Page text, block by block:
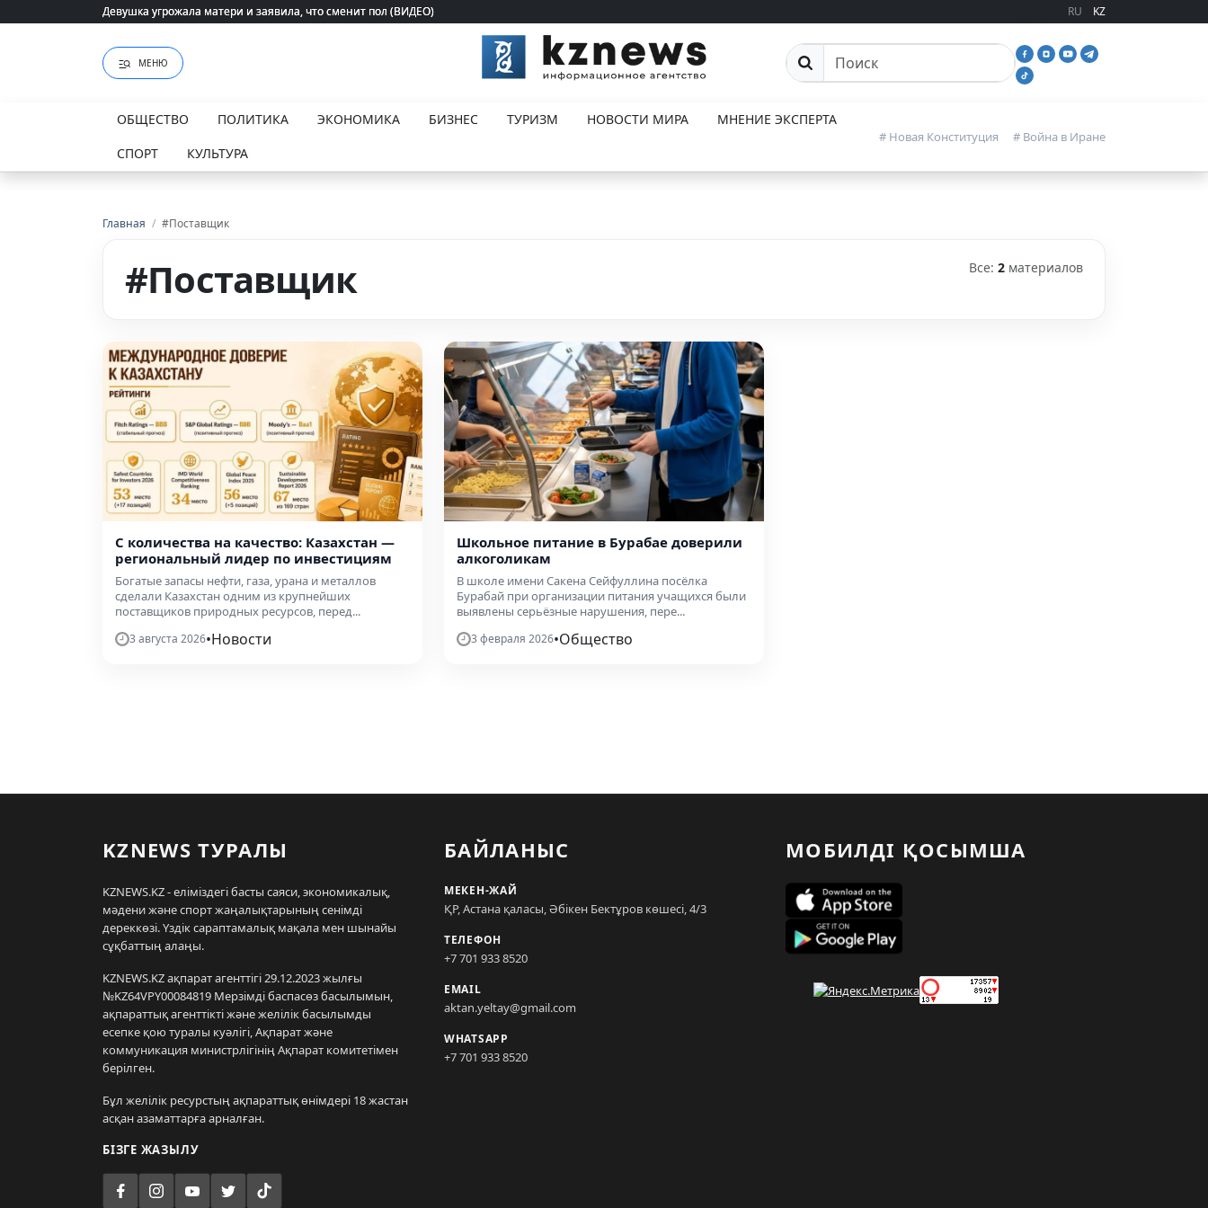
Девушка угрожала матери и заявила, что сменит пол (ВИДЕО)
Девушка угрожала матери и заявила, что сменит пол (ВИДЕО) RU KZ
МЕНЮ Поиск
ОБЩЕСТВО ПОЛИТИКА ЭКОНОМИКА БИЗНЕС ТУРИЗМ НОВОСТИ МИРА
МНЕНИЕ ЭКСПЕРТА
СПОРТ
КУЛЬТУРА
# Новая Конституция # Война в Иране
Главная / #Поставщик
#Поставщик Все: 2 материалов
С количества на качество: Казахстан —
региональный лидер по инвестициям
Богатые запасы нефти, газа, урана и металлов
сделали Казахстан одним из крупнейших
поставщиков природных ресурсов, перед...
3 августа 2026•Новости
Школьное питание в Бурабае доверили
алкоголикам
В школе имени Сакена Сейфуллина посёлка
Бурабай при организации питания учащихся были
выявлены серьёзные нарушения, пере...
3 февраля 2026•Общество
KZNEWS ТУРАЛЫ
KZNEWS.KZ - еліміздегі басты саяси, экономикалық,
мәдени және спорт жаңалықтарының сенімді
дереккөзі. Үздік сараптамалық мақала мен шынайы
сұқбаттың алаңы.
KZNEWS.KZ ақпарат агенттігі 29.12.2023 жылғы
№KZ64VPY00084819 Мерзімді баспасөз басылымын,
ақпараттық агенттікті және желілік басылымды
есепке қою туралы куәлігі, Ақпарат және
коммуникация министрлігінің Ақпарат комитетімен
берілген.
Бұл желілік ресурстың ақпараттық өнімдері 18 жастан
асқан азаматтарға арналған.
БІЗГЕ ЖАЗЫЛУ
БАЙЛАНЫС
МЕКЕН-ЖАЙ
ҚР, Астана қаласы, Әбікен Бектұров көшесі, 4/3
ТЕЛЕФОН
+7 701 933 8520
EMAIL
aktan.yeltay@gmail.com
WHATSAPP
+7 701 933 8520
МОБИЛДІ ҚОСЫМША